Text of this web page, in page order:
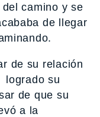
camino y se
de llegar
de su relación
logrado su
de que su
a la